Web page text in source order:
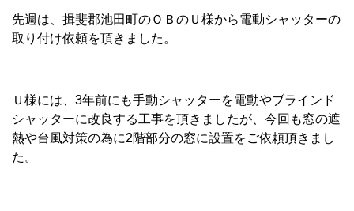
先週は、揖斐郡池田町のＯＢのＵ様から電動シャッターの
取り付け依頼を頂きました。
Ｕ様には、3年前にも手動シャッターを電動やブラインド
シャッターに改良する工事を頂きましたが、今回も窓の遮
熱や台風対策の為に2階部分の窓に設置をご依頼頂きまし
た。